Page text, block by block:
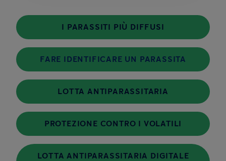
I PARASSITI PIÙ DIFFUSI
FARE IDENTIFICARE UN PARASSITA
LOTTA ANTIPARASSITARIA
PROTEZIONE CONTRO I VOLATILI
LOTTA ANTIPARASSITARIA DIGITALE